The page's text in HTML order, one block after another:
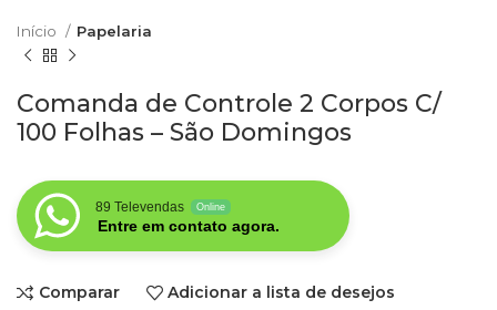
Início Papelaria
Comanda de Controle 2 Corpos C/
100 Folhas – São Domingos
89 Televendas Online
Entre em contato agora.
Comparar Adicionar a lista de desejos